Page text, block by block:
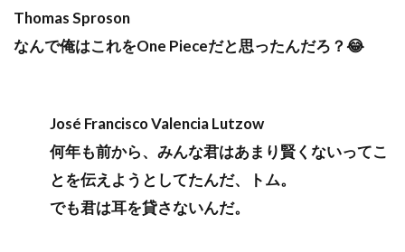
Thomas Sproson
なんで俺はこれをOne Pieceだと思ったんだろ？😂
José Francisco Valencia Lutzow
何年も前から、みんな君はあまり賢くないってこ
とを伝えようとしてたんだ、トム。
でも君は耳を貸さないんだ。